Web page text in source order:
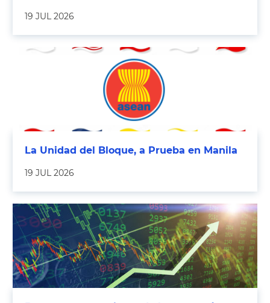
19 JUL 2026
La Unidad del Bloque, a Prueba en Manila
19 JUL 2026